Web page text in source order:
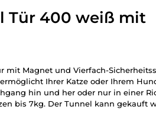
Tür 400 weiß mit
mit Magnet und Vierfach-
Ihrer Katze oder Ihrem
hin und her oder nur in einer
bis 7kg. Der Tunnel kann gekauft